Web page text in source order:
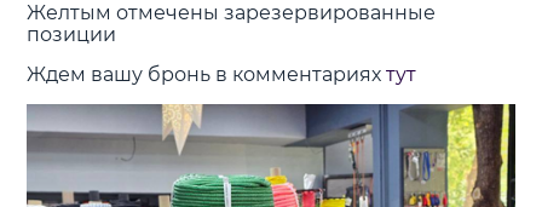
Желтым отмечены зарезервированные
позиции
Ждем вашу бронь в комментариях тут